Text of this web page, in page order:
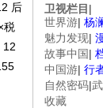
卫视栏目 |
世界游| 杨
魅力发现|
故事中国|
中国游| 行
自然密码|
收藏
后
税
12